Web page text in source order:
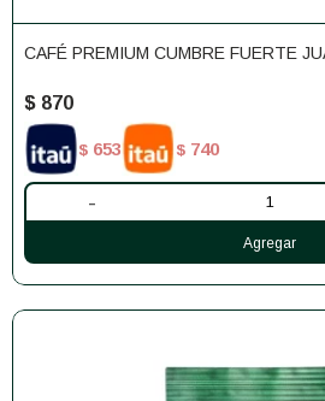
CAFÉ PREMIUM CUMBRE FUERTE
$ 870
$ 653 $ 740
-